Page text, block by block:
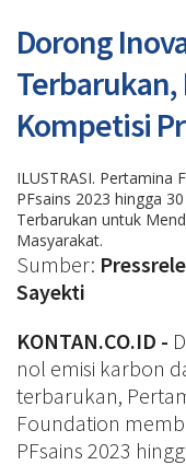
Dorong
Kompetisi
ILUSTRASI.
PFsains 2023 hingga
Terbarukan untuk
Masyarakat.
Sumber:
Sayekti
KONTAN.CO.ID -
nol emisi karbon
terbarukan,
Foundation
PFsains 2023